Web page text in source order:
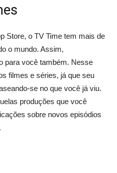
Store, o TV Time tem mais de
o mundo. Assim,
para você também. Nesse
filmes e séries, já que seu
se no que você já viu.
produções que você
sobre novos episódios